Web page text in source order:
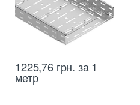
1225,76 грн. за 1
метр